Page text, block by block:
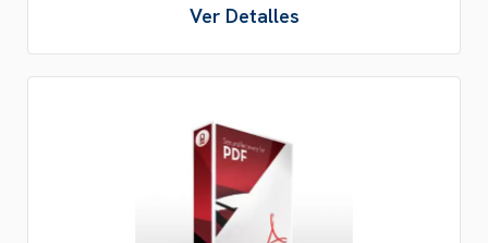
Ver Detalles